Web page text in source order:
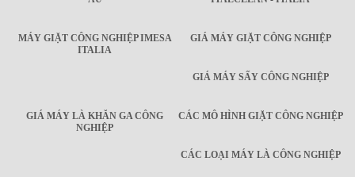
MÁY GIẶT CÔNG NGHIỆP IMESA
ITALIA
GIÁ MÁY GIẶT CÔNG NGHIỆP
GIÁ MÁY SẤY CÔNG NGHIỆP
GIÁ MÁY LÀ KHĂN GA CÔNG
NGHIỆP
CÁC MÔ HÌNH GIẶT CÔNG NGHIỆP
CÁC LOẠI MÁY LÀ CÔNG NGHIỆP